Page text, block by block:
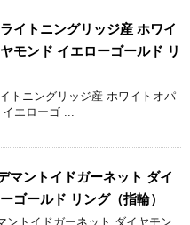
イトニングリッジ産 ホワイ
モンド イエローゴールド リ
トニングリッジ産 ホワイトオパ
エローゴ ...
マントイドガーネット ダイ
ゴールド リング（指輪）
ントイドガーネット ダイヤモン